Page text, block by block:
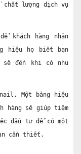
lượng dịch vụ
khách hàng nhận
hiệu họ biết bạn
sẽ đến khi có nhu
Một bảng hiệu
hàng sẽ giúp tiệm
đầu tư để có một
cần thiết.